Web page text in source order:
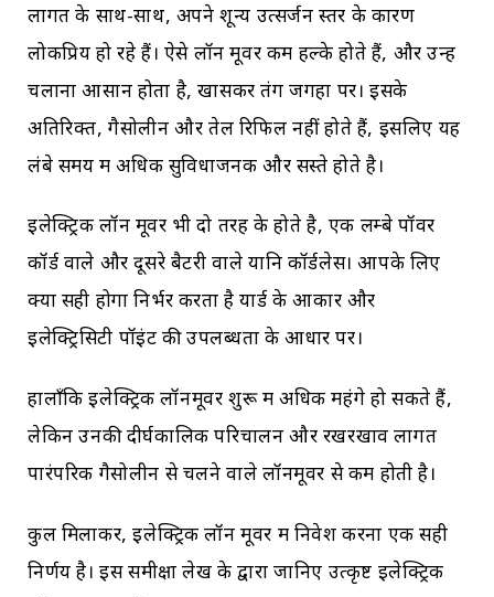
लागत के साथ-साथ, अपने शून्य उत्सर्जन स्तर के कारण
लोकप्रिय हो रहे हैं। ऐसे लॉन मूवर कम हल्के होते हैं, और उन्हें
चलाना आसान होता है, खासकर तंग जगहों पर। इसके
अतिरिक्त, गैसोलीन और तेल रिफिल नहीं होते हैं, इसलिए यह
लंबे समय में अधिक सुविधाजनक और सस्ते होते है।
इलेक्ट्रिक लॉन मूवर भी दो तरह के होते है, एक लम्बे पॉवर
कॉर्ड वाले और दूसरे बैटरी वाले यानि कॉर्डलेस। आपके लिए
क्या सही होगा निर्भर करता है यार्ड के आकार और
इलेक्ट्रिसिटी पॉइंट की उपलब्धता के आधार पर।
हालाँकि इलेक्ट्रिक लॉनमूवर शुरू में अधिक महंगे हो सकते हैं,
लेकिन उनकी दीर्घकालिक परिचालन और रखरखाव लागत
पारंपरिक गैसोलीन से चलने वाले लॉनमूवर से कम होती है।
कुल मिलाकर, इलेक्ट्रिक लॉन मूवर में निवेश करना एक सही
निर्णय है। इस समीक्षा लेख के द्वारा जानिए उत्कृष्ट इलेक्ट्रिक